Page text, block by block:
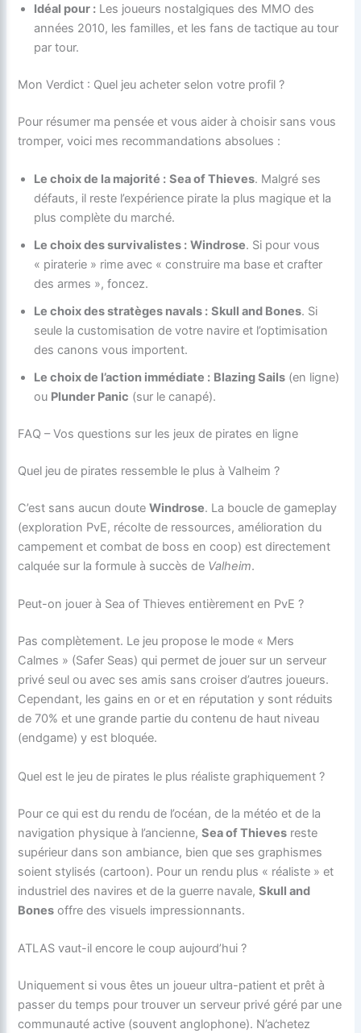
Idéal pour : Les joueurs nostalgiques des MMO des
années 2010, les familles, et les fans de tactique au tour
par tour.
Mon Verdict : Quel jeu acheter selon votre profil ?
Pour résumer ma pensée et vous aider à choisir sans vous
tromper, voici mes recommandations absolues :
Le choix de la majorité : Sea of Thieves. Malgré ses
défauts, il reste l’expérience pirate la plus magique et la
plus complète du marché.
Le choix des survivalistes : Windrose. Si pour vous
« piraterie » rime avec « construire ma base et crafter
des armes », foncez.
Le choix des stratèges navals : Skull and Bones. Si
seule la customisation de votre navire et l’optimisation
des canons vous importent.
Le choix de l’action immédiate : Blazing Sails (en ligne)
ou Plunder Panic (sur le canapé).
FAQ – Vos questions sur les jeux de pirates en ligne
Quel jeu de pirates ressemble le plus à Valheim ?
C’est sans aucun douteWindrose. La boucle de gameplay
(exploration PvE, récolte de ressources, amélioration du
campement et combat de boss en coop) est directement
calquée sur la formule à succès de Valheim.
Peut-on jouer à Sea of Thieves entièrement en PvE ?
Pas complètement. Le jeu propose le mode « Mers
Calmes » (Safer Seas) qui permet de jouer sur un serveur
privé seul ou avec ses amis sans croiser d’autres joueurs.
Cependant, les gains en or et en réputation y sont réduits
de 70% et une grande partie du contenu de haut niveau
(endgame) y est bloquée.
Quel est le jeu de pirates le plus réaliste graphiquement ?
Pour ce qui est du rendu de l’océan, de la météo et de la
navigation physique à l’ancienne,Sea of Thieves reste
supérieur dans son ambiance, bien que ses graphismes
soient stylisés (cartoon). Pour un rendu plus « réaliste » et
industriel des navires et de la guerre navale,Skull and
Bones offre des visuels impressionnants.
ATLAS vaut-il encore le coup aujourd’hui ?
Uniquement si vous êtes un joueur ultra-patient et prêt à
passer du temps pour trouver un serveur privé géré par une
communauté active (souvent anglophone). N’achetez